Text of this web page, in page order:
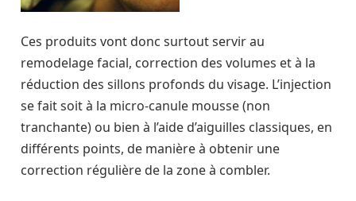
Ces produits vont donc surtout servir au
remodelage facial, correction des volumes et à la
réduction des sillons profonds du visage. L’injection
se fait soit à la micro-canule mousse (non
tranchante) ou bien à l’aide d’aiguilles classiques, en
différents points, de manière à obtenir une
correction régulière de la zone à combler.